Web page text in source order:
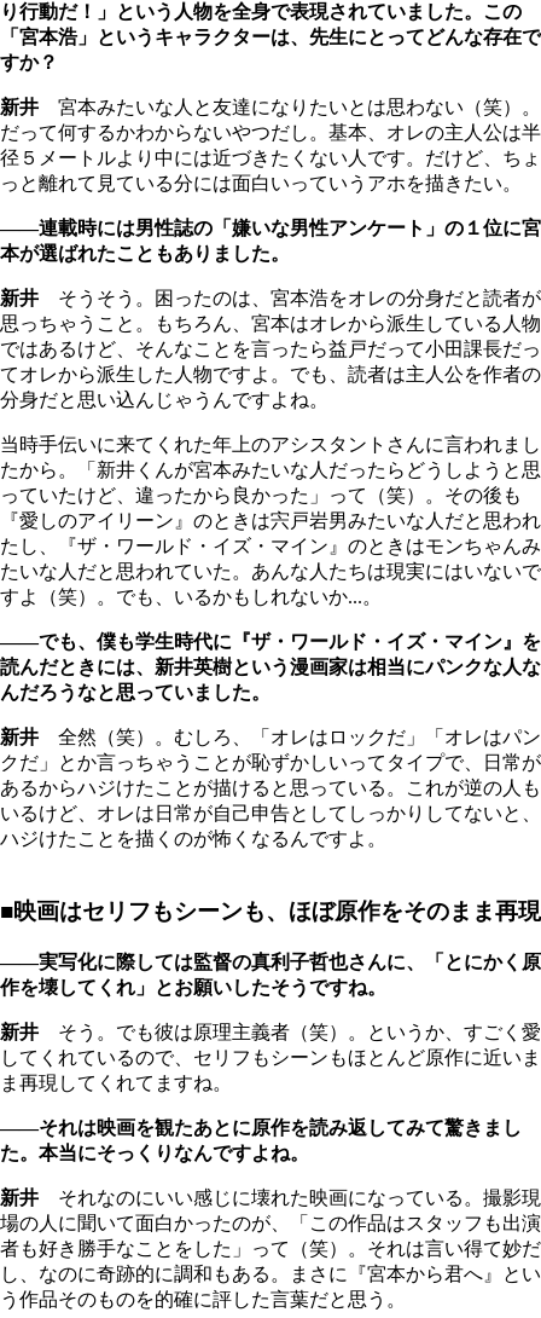
り行動だ！」という人物を全身で表現されていました。この
「宮本浩」というキャラクターは、先生にとってどんな存在で
すか？
新井 宮本みたいな人と友達になりたいとは思わない（笑）。
だって何するかわからないやつだし。基本、オレの主人公は半
径５メートルより中には近づきたくない人です。だけど、ちょ
っと離れて見ている分には面白いっていうアホを描きたい。
――連載時には男性誌の「嫌いな男性アンケート」の１位に宮
本が選ばれたこともありました。
新井 そうそう。困ったのは、宮本浩をオレの分身だと読者が
思っちゃうこと。もちろん、宮本はオレから派生している人物
ではあるけど、そんなことを言ったら益戸だって小田課長だっ
てオレから派生した人物ですよ。でも、読者は主人公を作者の
分身だと思い込んじゃうんですよね。
当時手伝いに来てくれた年上のアシスタントさんに言われまし
たから。「新井くんが宮本みたいな人だったらどうしようと思
っていたけど、違ったから良かった」って（笑）。その後も
『愛しのアイリーン』のときは宍戸岩男みたいな人だと思われ
たし、『ザ・ワールド・イズ・マイン』のときはモンちゃんみ
たいな人だと思われていた。あんな人たちは現実にはいないで
すよ（笑）。でも、いるかもしれないか...。
――でも、僕も学生時代に『ザ・ワールド・イズ・マイン』を
読んだときには、新井英樹という漫画家は相当にパンクな人な
んだろうなと思っていました。
新井 全然（笑）。むしろ、「オレはロックだ」「オレはパン
クだ」とか言っちゃうことが恥ずかしいってタイプで、日常が
あるからハジけたことが描けると思っている。これが逆の人も
いるけど、オレは日常が自己申告としてしっかりしてないと、
ハジけたことを描くのが怖くなるんですよ。
■映画はセリフもシーンも、ほぼ原作をそのまま再現
――実写化に際しては監督の真利子哲也さんに、「とにかく原
作を壊してくれ」とお願いしたそうですね。
新井 そう。でも彼は原理主義者（笑）。というか、すごく愛
してくれているので、セリフもシーンもほとんど原作に近いま
ま再現してくれてますね。
――それは映画を観たあとに原作を読み返してみて驚きまし
た。本当にそっくりなんですよね。
新井 それなのにいい感じに壊れた映画になっている。撮影現
場の人に聞いて面白かったのが、「この作品はスタッフも出演
者も好き勝手なことをした」って（笑）。それは言い得て妙だ
し、なのに奇跡的に調和もある。まさに『宮本から君へ』とい
う作品そのものを的確に評した言葉だと思う。